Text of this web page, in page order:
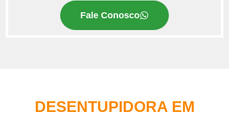
Fale Conosco
DESENTUPIDORA EM